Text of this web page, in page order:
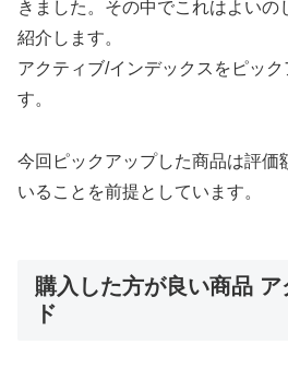
きました。その中でこれはよいの
紹介します。
アクティブ/インデックスをピック
す。
今回ピックアップした商品は評価
いることを前提としています。
購入した方が良い商品
ド